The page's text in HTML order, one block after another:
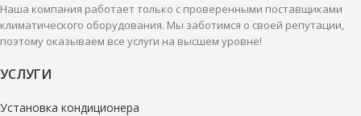
Наша компания работает только с проверенными поставщиками
климатического оборудования. Мы заботимся о своей репутации,
поэтому оказываем все услуги на высшем уровне!
УСЛУГИ
Установка кондиционера